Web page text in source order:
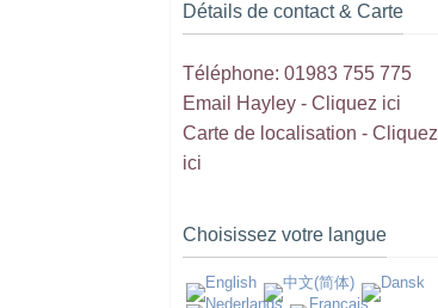
Détails de contact & Carte
Téléphone: 01983 755 775
Email Hayley - Cliquez ici
Carte de localisation - Cliquez
ici
Choisissez votre langue